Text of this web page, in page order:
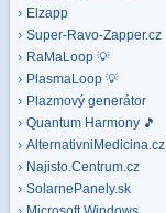
Elzapp
Super-Ravo-Zapper.cz
RaMaLoop 💡
PlasmaLoop 💡
Plazmový generátor
Quantum Harmony 🎵
AlternativniMedicina.cz
Najisto.Centrum.cz
SolarnePanely.sk